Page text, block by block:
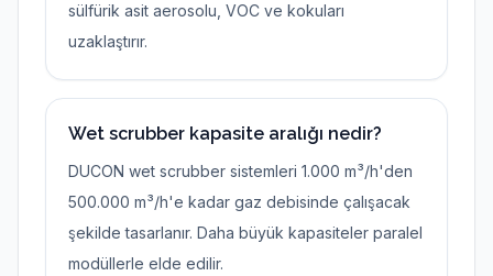
sülfürik asit aerosolu, VOC ve kokuları
uzaklaştırır.
Wet scrubber kapasite aralığı nedir?
DUCON wet scrubber sistemleri 1.000 m³/h'den
500.000 m³/h'e kadar gaz debisinde çalışacak
şekilde tasarlanır. Daha büyük kapasiteler paralel
modüllerle elde edilir.